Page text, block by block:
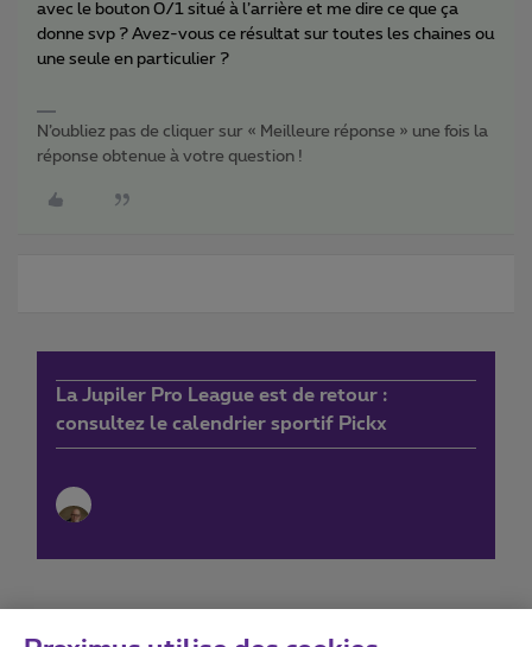
avec le bouton 0/1 situé à l’arrière et me dire ce que ça
donne svp ? Avez-vous ce résultat sur toutes les chaines ou
une seule en particulier ?
N’oubliez pas de cliquer sur « Meilleure réponse » une fois la
réponse obtenue à votre question !
La Jupiler Pro League est de retour :
consultez le calendrier sportif Pickx